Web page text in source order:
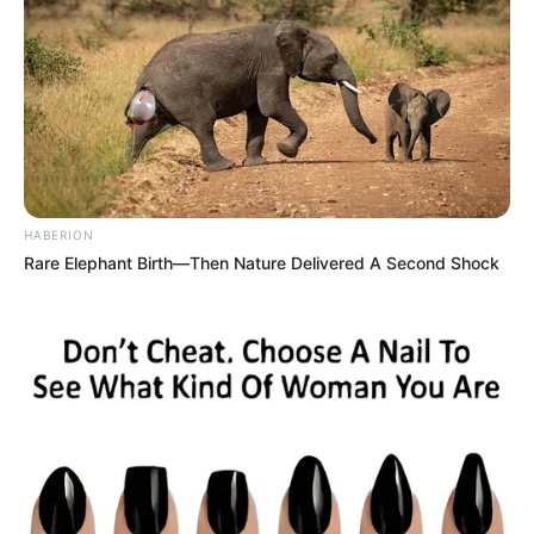
Poemas Escolhidos - Gregório de Matos;
Quincas Borba - Machado de Assis;
Alguma Poesia - Carlos Drummond de Andrade;
Angústia - Graciliano Ramos;
Mensagem - Fernando Pessoa;
Terra Sonâmbula - Mia Couto;
HABERION
Rare Elephant Birth—Then Nature Delivered A Second Shock